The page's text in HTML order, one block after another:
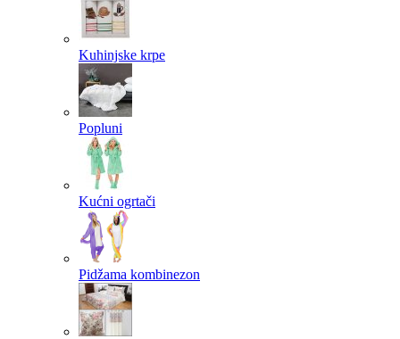
Kuhinjske krpe
Popluni
Kućni ogrtači
Pidžama kombinezon